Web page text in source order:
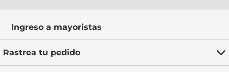
Ingreso a mayoristas
Rastrea tu pedido